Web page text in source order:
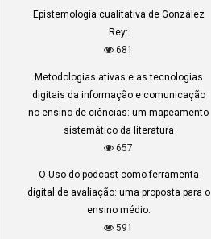
Epistemología cualitativa de González
Rey:
681
Metodologias ativas e as tecnologias
digitais da informação e comunicação
no ensino de ciências: um mapeamento
sistemático da literatura
657
O Uso do podcast como ferramenta
digital de avaliação: uma proposta para o
ensino médio.
591